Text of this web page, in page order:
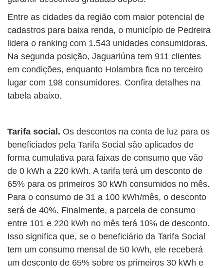
Entre as cidades da região com maior potencial de
cadastros para baixa renda, o município de Pedreira
lidera o ranking com 1.543 unidades consumidoras.
Na segunda posição, Jaguariúna tem 911 clientes
em condições, enquanto Holambra fica no terceiro
lugar com 198 consumidores. Confira detalhes na
tabela abaixo.
Tarifa social. Os descontos na conta de luz para os
beneficiados pela Tarifa Social são aplicados de
forma cumulativa para faixas de consumo que vão
de 0 kWh a 220 kWh. A tarifa terá um desconto de
65% para os primeiros 30 kWh consumidos no mês.
Para o consumo de 31 a 100 kWh/mês, o desconto
será de 40%. Finalmente, a parcela de consumo
entre 101 e 220 kWh no mês terá 10% de desconto.
Isso significa que, se o beneficiário da Tarifa Social
tem um consumo mensal de 50 kWh, ele receberá
um desconto de 65% sobre os primeiros 30 kWh e